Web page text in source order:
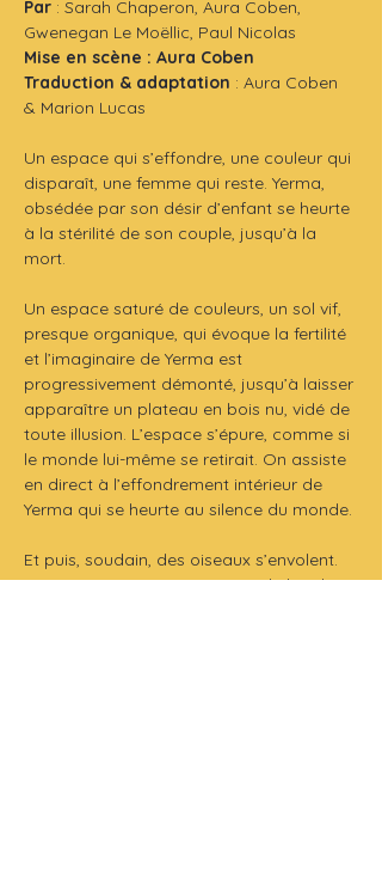
Par : Sarah Chaperon, Aura Coben,
Gwenegan Le Moëllic, Paul Nicolas
Mise en scène : Aura Coben
Traduction & adaptation : Aura Coben
& Marion Lucas
Un espace qui s’effondre, une couleur qui
disparaît, une femme qui reste. Yerma,
obsédée par son désir d’enfant se heurte
à la stérilité de son couple, jusqu’à la
mort.
Un espace saturé de couleurs, un sol vif,
presque organique, qui évoque la fertilité
et l’imaginaire de Yerma est
progressivement démonté, jusqu’à laisser
apparaître un plateau en bois nu, vidé de
toute illusion. L’espace s’épure, comme si
le monde lui-même se retirait. On assiste
en direct à l’effondrement intérieur de
Yerma qui se heurte au silence du monde.
Et puis, soudain, des oiseaux s’envolent.
Les oiseaux en origamis, sont d’abord